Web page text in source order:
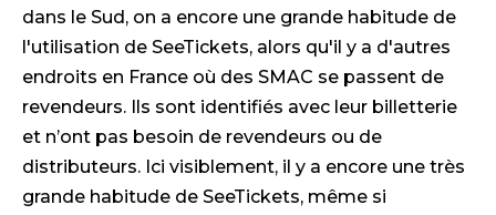
dans le Sud, on a encore une grande habitude de
l'utilisation de SeeTickets, alors qu'il y a d'autres
endroits en France où des SMAC se passent de
revendeurs. Ils sont identifiés avec leur billetterie
et n’ont pas besoin de revendeurs ou de
distributeurs. Ici visiblement, il y a encore une très
grande habitude de SeeTickets, même si